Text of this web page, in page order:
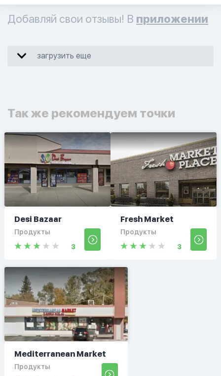
Добавляй свои отзывы! В приложении
загрузить еще
Так же рекомендуем точки
Desi Bazaar
Продукты
3
Fresh Market
Продукты
3
Mediterranean Market
Продукты